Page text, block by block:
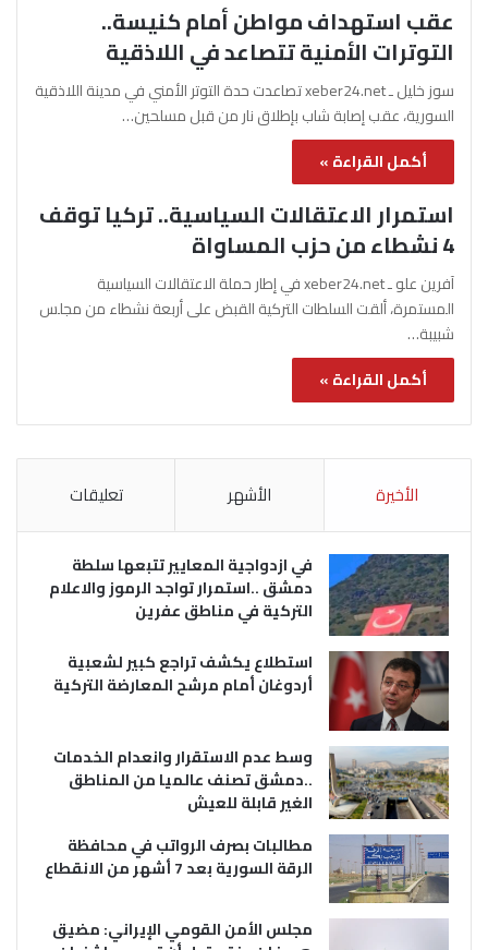
عقب استهداف مواطن أمام كنيسة..
التوترات الأمنية تتصاعد في اللاذقية
سوز خليل ـ xeber24.net تصاعدت حدة التوتر الأمني في مدينة اللاذقية
السورية، عقب إصابة شاب بإطلاق نار من قبل مسلحين…
أكمل القراءة »
استمرار الاعتقالات السياسية.. تركيا توقف
4 نشطاء من حزب المساواة
آفرين علو ـ xeber24.net في إطار حملة الاعتقالات السياسية
المستمرة، ألقت السلطات التركية القبض على أربعة نشطاء من مجلس
شبيبة…
أكمل القراءة »
الأخيرة الأشهر تعليقات
في ازدواجية المعايير تتبعها سلطة
دمشق ..استمرار تواجد الرموز والاعلام
التركية في مناطق عفرين
استطلاع يكشف تراجع كبير لشعبية
أردوغان أمام مرشح المعارضة التركية
وسط عدم الاستقرار وانعدام الخدمات
..دمشق تصنف عالميا من المناطق
الغير قابلة للعيش
مطالبات بصرف الرواتب في محافظة
الرقة السورية بعد 7 أشهر من الانقطاع
مجلس الأمن القومي الإيراني: مضيق